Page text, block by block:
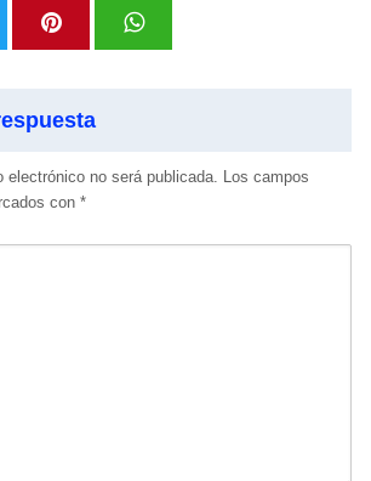
electrónico no será publicada. Los campos
con *